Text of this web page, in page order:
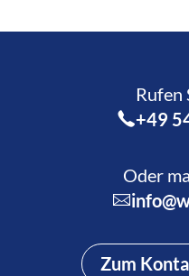
Rufen
+49
Oder
Zum